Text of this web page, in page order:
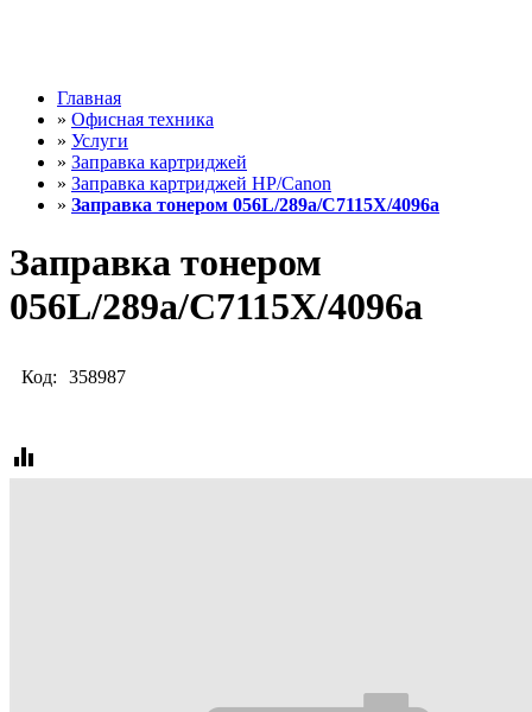
Главная
» Офисная техника
» Услуги
» Заправка картриджей
» Заправка картриджей HP/Canon
» Заправка тонером 056L/289a/C7115X/4096а
Заправка тонером
056L/289a/C7115X/4096а
Код: 358987
equalizer